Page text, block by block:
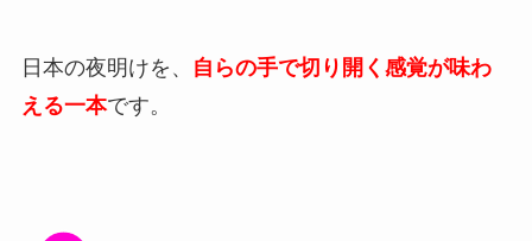
日本の夜明けを、
自らの手で切り開く感覚が味わ
える一本です。